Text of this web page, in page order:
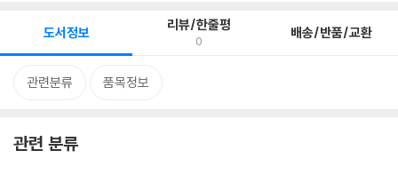
도서정보 리뷰/한줄평
0 배송/반품/교환
관련분류 품목정보
관련 분류